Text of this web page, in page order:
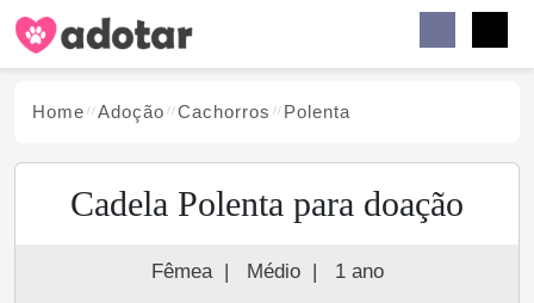
Home Adoção Cachorros Polenta
Cadela Polenta para doação
Fêmea | Médio | 1 ano